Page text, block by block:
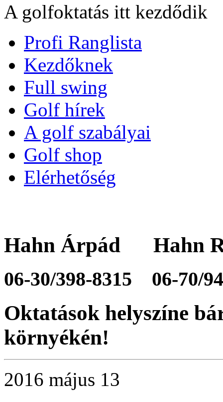
A golfoktatás itt kezdődik
Profi Ranglista
Kezdőknek
Full swing
Golf hírek
A golf szabályai
Golf shop
Elérhetőség
Hahn Árpád Hahn
06-30/398-8315 06-70/
Oktatások helyszíne
környékén!
2016 május 13